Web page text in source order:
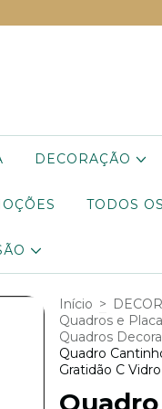
DECORAÇÃO
TODOS
Início >
Quadros e
Quadros
Quadro
Gratidão C Vidro